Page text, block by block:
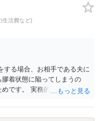
生活費など)
する場合、お相手である夫に
着状態に陥ってしまうの
です。 実務的には、ご相談